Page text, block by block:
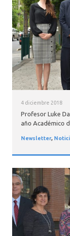
4 diciembre 2018
Profesor Luke
año Académico
Newsletter,